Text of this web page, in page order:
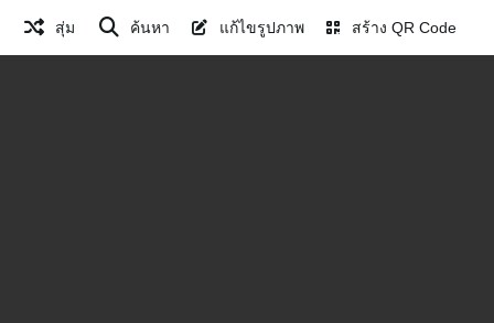
สุ่ม ค้นหา แก้ไขรูปภาพ สร้าง QR Code